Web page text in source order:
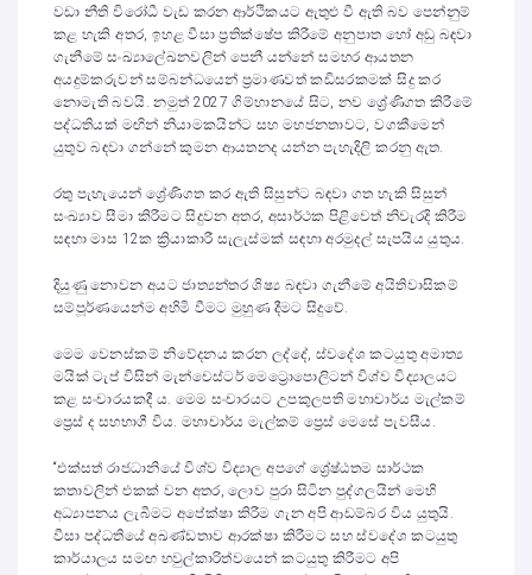
වඩා නීති විරෝධී වැඩ කරන ආර්ථිකයට ඇතුළු වී ඇති බව පෙන්නුම්
කළ හැකි අතර, ඉහළ වීසා ප්‍රතික්ෂේප කිරීමේ අනුපාත හෝ අඩු බඳවා
ගැනීමේ සංඛ්‍යාලේඛනවලින් පෙනී යන්නේ සමහර ආයතන
අයදුම්කරුවන් සම්බන්ධයෙන් ප්‍රමාණවත් කඩිසරකමක් සිදු කර
නොමැති බවයි. නමුත් 2027 ගිම්හානයේ සිට, නව ශ්‍රේණිගත කිරීමේ
පද්ධතියක් මඟින් නියාමකයින්ට සහ මහජනතාවට, වගකීමෙන්
යුතුව බඳවා ගන්නේ කුමන ආයතනද යන්න පැහැදිලි කරනු ඇත.
රතු පැහැයෙන් ශ්‍රේණිගත කර ඇති සිසුන්ට බඳවා ගත හැකි සිසුන්
සංඛ්‍යාව සීමා කිරීමට සිදුවන අතර, අසාර්ථක පිළිවෙත් නිවැරදි කිරීම
සඳහා මාස 12ක ක්‍රියාකාරී සැලැස්මක් සඳහා අරමුදල් සැපයිය යුතුය.
දියුණු නොවන අයට ජාත්‍යන්තර ශිෂ්‍ය බඳවා ගැනීමේ අයිතිවාසිකම්
සම්පූර්ණයෙන්ම අහිමි වීමට මුහුණ දීමට සිදුවේ.
මෙම වෙනස්කම් නිවේදනය කරන ලද්දේ, ස්වදේශ කටයුතු අමාත්‍ය
මයික් ටැප් විසින් මැන්චෙස්ටර් මෙට්‍රොපොලිටන් විශ්ව විද්‍යාලයට
කළ සංචාරයකදී ය. මෙම සංචාරයට උපකුලපති මහාචාර්ය මැල්කම්
ප්‍රෙස් ද සහභාගී විය. මහාචාර්ය මැල්කම් ප්‍රෙස් මෙසේ පැවසීය.
“එක්සත් රාජධානියේ විශ්ව විද්‍යාල අපගේ ශ්‍රේෂ්ඨතම සාර්ථක
කතාවලින් එකක් වන අතර, ලොව පුරා සිටින පුද්ගලයින් මෙහි
අධ්‍යාපනය ලැබීමට අපේක්ෂා කිරීම ගැන අපි ආඩම්බර විය යුතුයි.
වීසා පද්ධතියේ අඛණ්ඩතාව ආරක්ෂා කිරීමට සහ ස්වදේශ කටයුතු
කාර්යාලය සමඟ හවුල්කාරිත්වයෙන් කටයුතු කිරීමට අපි